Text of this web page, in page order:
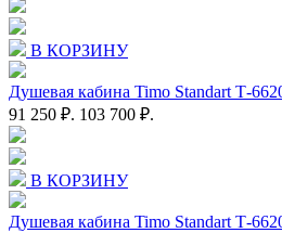
В КОРЗИНУ
Душевая кабина Timo Standart Т-
91 250 ₽. 103 700 ₽.
В КОРЗИНУ
Душевая кабина Timo Standart Т-